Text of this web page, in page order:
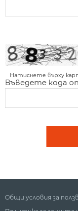
Натиснете върху
Въведете кода
Общи условия за